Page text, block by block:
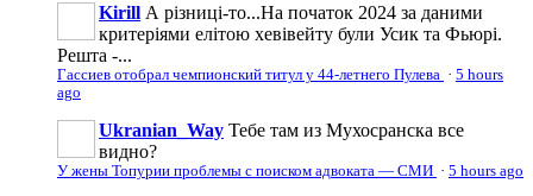
Kirill А різниці-то...На початок 2024 за даними
критеріями елітою хевівейту були Усик та Фьюрі.
Решта -...
Гассиев отобрал чемпионский титул у 44-летнего Пулева · 5 hours
ago
Ukranian_Way Тебе там из Мухосранска все
видно?
У жены Топурии проблемы с поиском адвоката — СМИ · 5 hours ago